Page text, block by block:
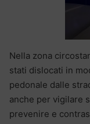
Nella zona
stati dislocati in
pedonale dalle
anche per vigilare
prevenire e